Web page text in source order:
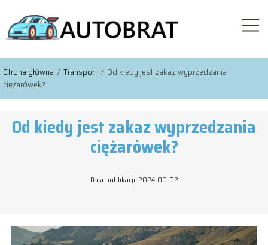
Strona główna / Transport / Od kiedy jest zakaz wyprzedzania
ciężarówek?
Od kiedy jest zakaz wyprzedzania
ciężarówek?
Data publikacji: 2024-09-02